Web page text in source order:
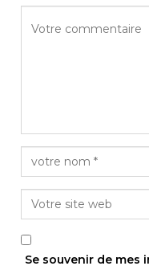
Se souvenir de mes